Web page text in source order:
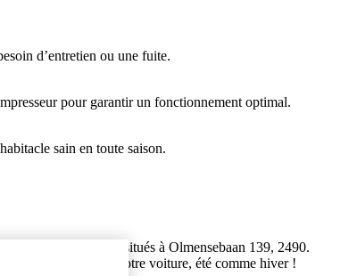
d’entretien ou une fuite.
pour garantir un fonctionnement optimal.
sain en toute saison.
Nous sommes situés à Olmensebaan 139, 2490.
un air pur dans votre voiture, été comme hiver !